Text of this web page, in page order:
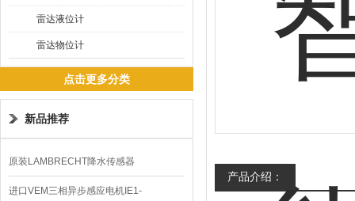
雷达液位计
雷达物位计
点击更多分类
新品推荐
原装LAMBRECHT降水传感器
00.14575.20气象仪
进口VEM三相异步感应电机IE1-
产品介绍：